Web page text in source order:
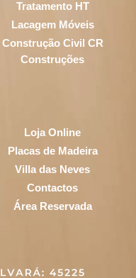
Tratamento HT
Lacagem Móveis
Construção Civil CR
Construções
Loja Online
Placas de Madeira
Villa das Neves
Contactos
Área Reservada